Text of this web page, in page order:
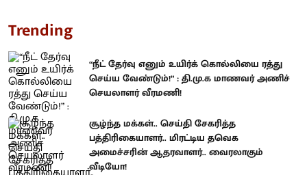
Trending
“நீட் தேர்வு எனும் உயிர்க் கொல்லியை ரத்து
செய்ய வேண்டும்!” : தி.மு.க மாணவர் அணிச்
செயலாளர் வீரமணி!
சூழ்ந்த மக்கள்.. செய்தி சேகரித்த
பத்திரிகையாளர்.. மிரட்டிய தவெக
அமைச்சரின் ஆதரவாளர்.. வைரலாகும்
வீடியோ!